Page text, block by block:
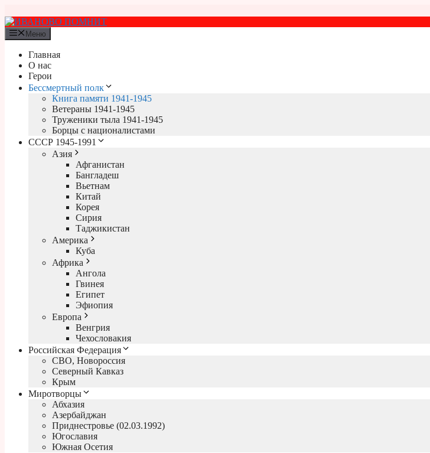
к
содержимому
Меню
Главная
О нас
Герои
Бессмертный полк
Книга памяти 1941-1945
Ветераны 1941-1945
Труженики тыла 1941-1945
Борцы с националистами
СССР 1945-1991
Азия
Афганистан
Бангладеш
Вьетнам
Китай
Корея
Сирия
Таджикистан
Америка
Куба
Африка
Ангола
Гвинея
Египет
Эфиопия
Европа
Венгрия
Чехословакия
Российская Федерация
СВО, Новороссия
Северный Кавказ
Крым
Миротворцы
Абхазия
Азербайджан
Приднестровье (02.03.1992)
Югославия
Южная Осетия